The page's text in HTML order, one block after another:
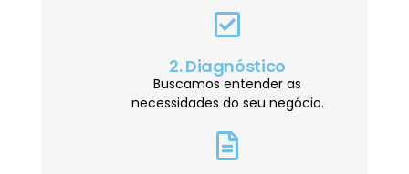
2. Diagnóstico
Buscamos entender as
necessidades do seu negócio.